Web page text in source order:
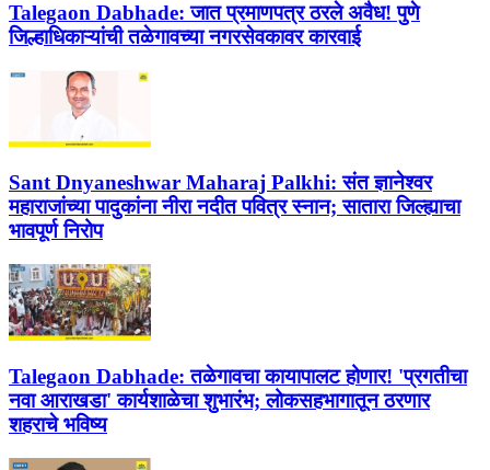
Talegaon Dabhade: जात प्रमाणपत्र ठरले अवैध! पुणे
जिल्हाधिकाऱ्यांची तळेगावच्या नगरसेवकावर कारवाई
Sant Dnyaneshwar Maharaj Palkhi: संत ज्ञानेश्वर
महाराजांच्या पादुकांना नीरा नदीत पवित्र स्नान; सातारा जिल्ह्याचा
भावपूर्ण निरोप
Talegaon Dabhade: तळेगावचा कायापालट होणार! 'प्रगतीचा
नवा आराखडा' कार्यशाळेचा शुभारंभ; लोकसहभागातून ठरणार
शहराचे भविष्य